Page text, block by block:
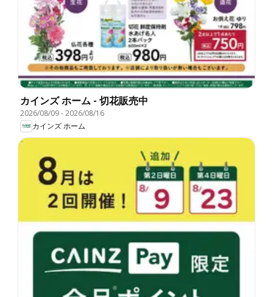
カインズ ホーム - 切花販売中
2026/08/09-2026/08/16
カインズ ホーム